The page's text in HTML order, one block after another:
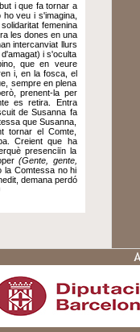
i que fa tornar a
ho veu i s'imagina,
femenina
les dones en una
intercanviat llurs
i s'oculta
que en veure
i, en la fosca, el
sempre en plena
prenent-la per
es retira. Entra
de Susanna fa
que Susanna,
tornar el Comte,
Creient que ha
presenciïn la
(Gente, gente,
la Comtessa no hi
demana perdó